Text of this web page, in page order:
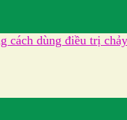
cách dùng điều trị